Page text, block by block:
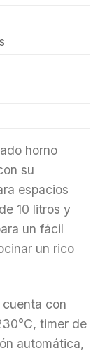
horno
su
espacios
10 litros y
un fácil
un rico
con
timer de
automática,